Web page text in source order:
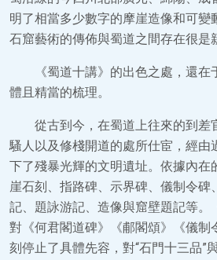
明了相當多少數字的摩崖造像和可變
石窟藝術的傳佈與蜀道之間存在很是
《蜀道十講》的出色之處，還
體且精當的梳理。
從古到今，在蜀道上往來的到差
騷人以及修棧開道的處所仕宦，經由
下了殘暴光輝的文明遺址。依據內在
崖石刻、指路碑、示界碑、儀制令碑
記、題詠游記、造像與窟壁題記等。
對《何君閣道碑》《郙閣頌》《儀制
刻停止了具體先容，對“石門十三品”